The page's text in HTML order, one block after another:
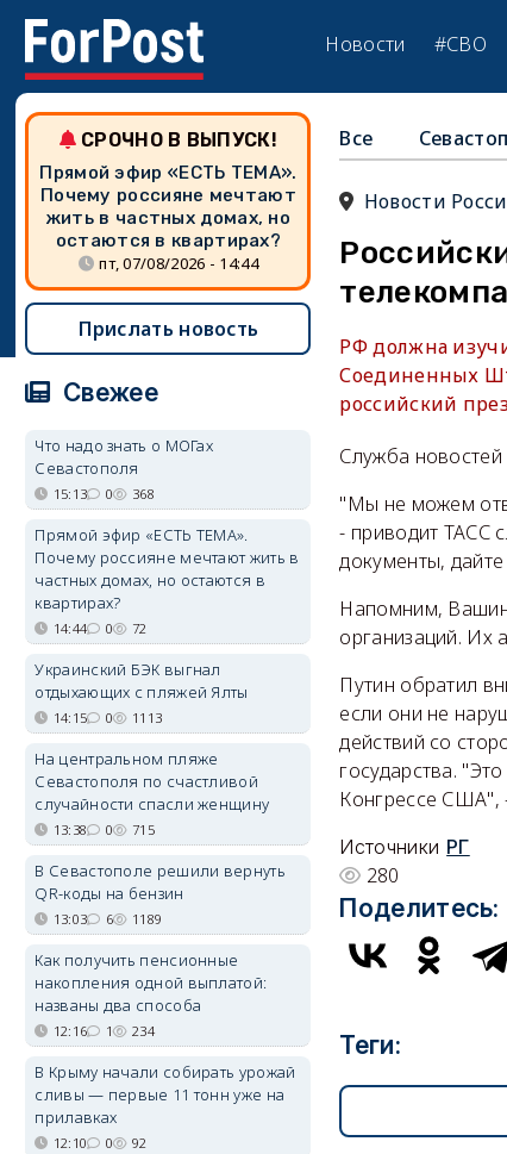
Новости #СВО
Все
Новости
РФ должна
Соединенных
российский
Служба
"Мы не можем
- приводит ТАСС
документы,
Напомним,
организаций. Их
Путин обратил
если они не
действий со
государства.
Конгрессе США",
Источники РГ
280
Поделитесь:
Теги:
СРОЧНО В ВЫПУСК!
Прямой эфир «ЕСТЬ ТЕМА».
Почему россияне мечтают
жить в частных домах, но
остаются в квартирах?
пт, 07/08/2026 - 14:44
Прислать новость
Свежее
Что надо знать о МОГах
Севастополя
15:13 0 368
Прямой эфир «ЕСТЬ ТЕМА».
Почему россияне мечтают жить в
частных домах, но остаются в
квартирах?
14:44 0 72
Украинский БЭК выгнал
отдыхающих с пляжей Ялты
14:15 0 1113
На центральном пляже
Севастополя по счастливой
случайности спасли женщину
13:38 0 715
В Севастополе решили вернуть
QR-коды на бензин
13:03 6 1189
Как получить пенсионные
накопления одной выплатой:
названы два способа
12:16 1 234
В Крыму начали собирать урожай
сливы — первые 11 тонн уже на
прилавках
12:10 0 92